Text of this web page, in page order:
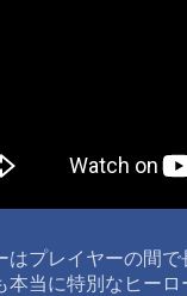
はプレイヤーの間
本当に特別なヒー